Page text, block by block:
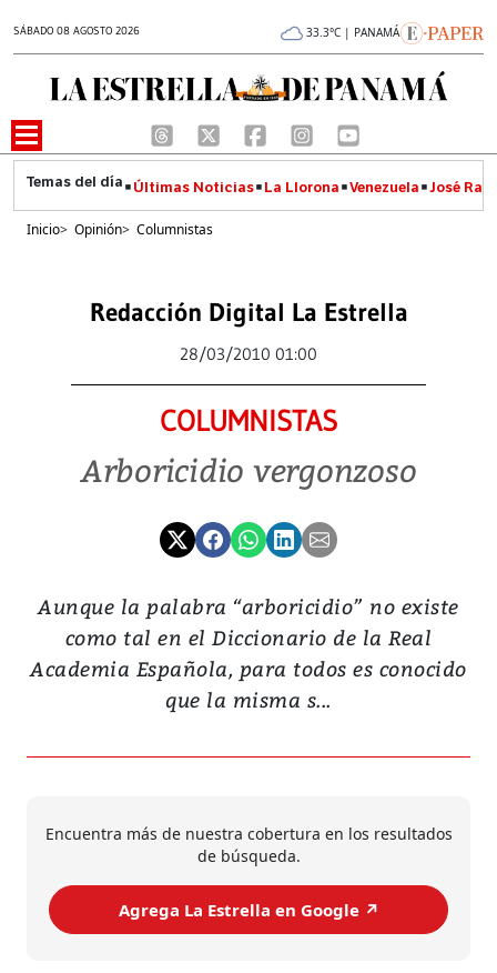
SÁBADO 08 AGOSTO 2026 33.3°C | PANAMÁ
Últimas Noticias La Llorona Venezuela José
Inicio> Opinión> Columnistas
Redacción Digital La Estrella
28/03/2010 01:00
COLUMNISTAS
Arboricidio vergonzoso
Aunque la palabra “arboricidio” no existe
como tal en el Diccionario de la Real
Academia Española, para todos es conocido
que la misma s...
Encuentra más de nuestra cobertura en los resultados
de búsqueda.
Agrega La Estrella en Google ↗️